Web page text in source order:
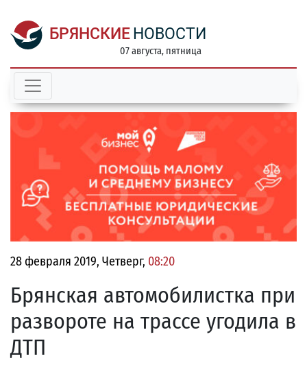
БРЯНСКИЕ НОВОСТИ
07 августа, пятница
28 февраля 2019, Четверг, 08:20
Брянская автомобилистка при
развороте на трассе угодила в
ДТП